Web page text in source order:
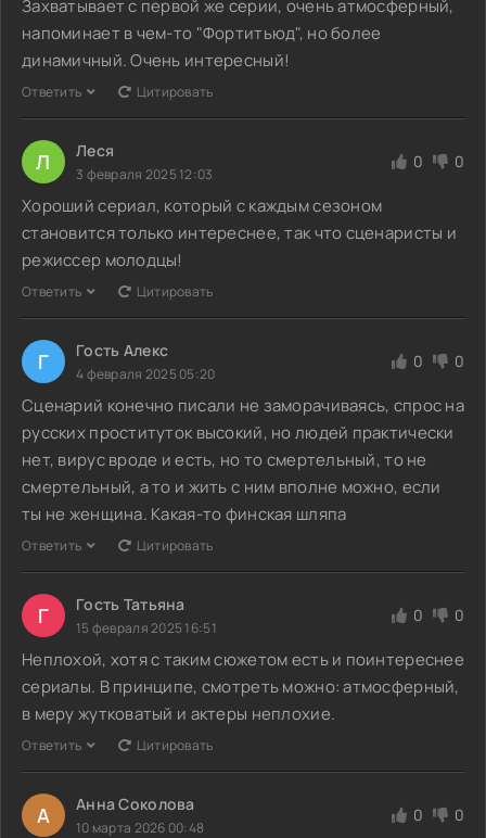
Захватывает с первой же серии, очень атмосферный,
напоминает в чем-то "Фортитьюд", но более
динамичный. Очень интересный!
Ответить Цитировать
Л Леся
3 февраля 2025 12:03
0 0
Хороший сериал, который с каждым сезоном
становится только интереснее, так что сценаристы и
режиссер молодцы!
Ответить Цитировать
Г Гость Алекс
4 февраля 2025 05:20
0 0
Сценарий конечно писали не заморачиваясь, спрос на
русских проституток высокий, но людей практически
нет, вирус вроде и есть, но то смертельный, то не
смертельный, а то и жить с ним вполне можно, если
ты не женщина. Какая-то финская шляпа
Ответить Цитировать
Г Гость Татьяна
15 февраля 2025 16:51
0 0
Неплохой, хотя с таким сюжетом есть и поинтереснее
сериалы. В принципе, смотреть можно: атмосферный,
в меру жутковатый и актеры неплохие.
Ответить Цитировать
А Анна Соколова
10 марта 2026 00:48
0 0